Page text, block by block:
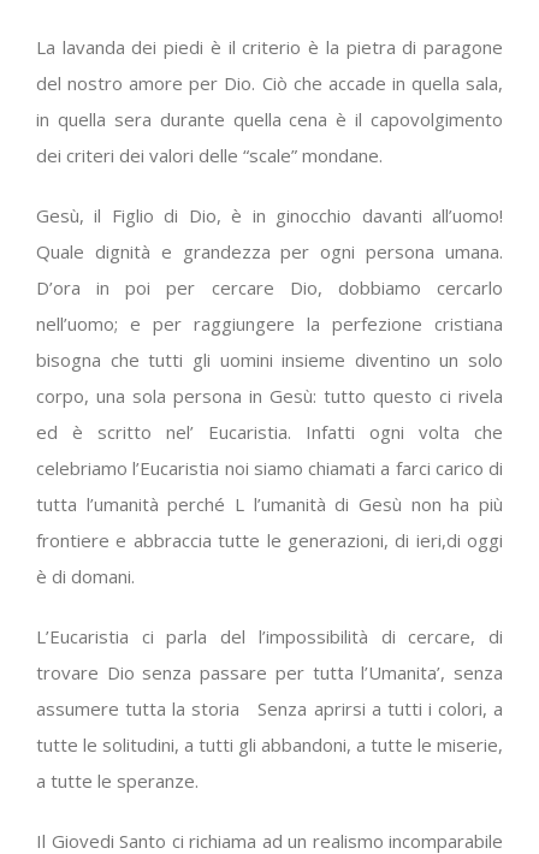
La lavanda dei piedi è il criterio è la pietra di paragone
del nostro amore per Dio. Ciò che accade in quella sala,
in quella sera durante quella cena è il capovolgimento
dei criteri dei valori delle “scale” mondane.
Gesù, il Figlio di Dio, è in ginocchio davanti all’uomo!
Quale dignità e grandezza per ogni persona umana.
D’ora in poi per cercare Dio, dobbiamo cercarlo
nell’uomo; e per raggiungere la perfezione cristiana
bisogna che tutti gli uomini insieme diventino un solo
corpo, una sola persona in Gesù: tutto questo ci rivela
ed è scritto nel’ Eucaristia. Infatti ogni volta che
celebriamo l’Eucaristia noi siamo chiamati a farci carico di
tutta l’umanità perché L l’umanità di Gesù non ha più
frontiere e abbraccia tutte le generazioni, di ieri,di oggi
è di domani.
L’Eucaristia ci parla del l’impossibilità di cercare, di
trovare Dio senza passare per tutta l’Umanita’, senza
assumere tutta la storia Senza aprirsi a tutti i colori, a
tutte le solitudini, a tutti gli abbandoni, a tutte le miserie,
a tutte le speranze.
Il Giovedi Santo ci richiama ad un realismo incomparabile